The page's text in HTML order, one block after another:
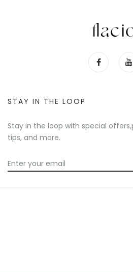
STAY IN THE LOOP
Stay in the loop with special
tips, and more.